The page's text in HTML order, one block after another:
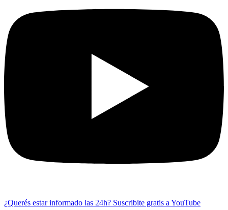
¿Querés estar informado las 24h? Suscribite gratis a YouTube